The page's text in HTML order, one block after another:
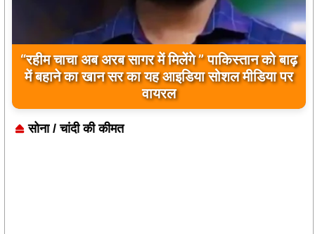
“रहीम चाचा अब अरब सागर में मिलेंगे ” पाकिस्तान को बाढ़
में बहाने का खान सर का यह आइडिया सोशल मीडिया पर
वायरल
सोना / चांदी की कीमत